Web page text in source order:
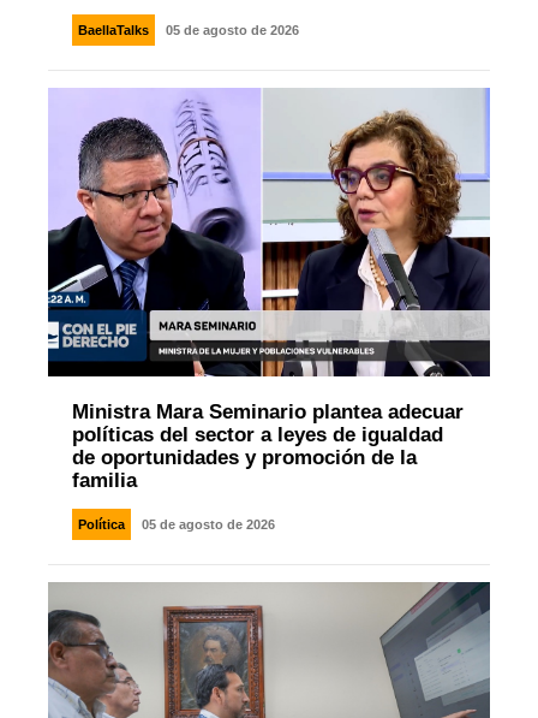
BaellaTalks 05 de agosto de 2026
Ministra Mara Seminario plantea adecuar
políticas del sector a leyes de igualdad
de oportunidades y promoción de la
familia
Política 05 de agosto de 2026